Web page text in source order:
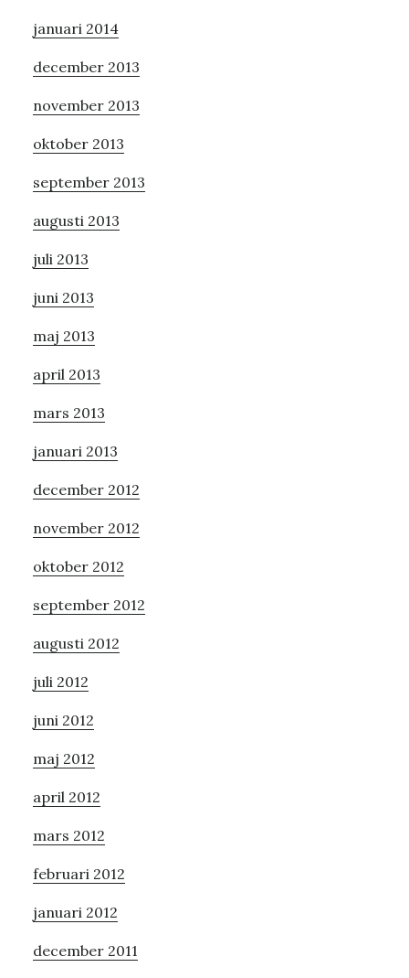
januari 2014
december 2013
november 2013
oktober 2013
september 2013
augusti 2013
juli 2013
juni 2013
maj 2013
april 2013
mars 2013
januari 2013
december 2012
november 2012
oktober 2012
september 2012
augusti 2012
juli 2012
juni 2012
maj 2012
april 2012
mars 2012
februari 2012
januari 2012
december 2011